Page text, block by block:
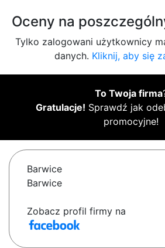
Oceny na
Tylko zalogowani użytkownicy
danych. Kliknij, aby się
To Twoja firma
Gratulacje! Sprawdź jak
promocyjne!
Barwice
Barwice
Zobacz profil firmy na